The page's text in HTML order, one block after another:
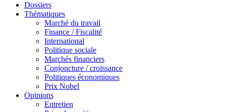
Dossiers
Thématiques
Marché du travail
Finance / Fiscalité
International
Politique sociale
Marchés financiers
Conjoncture / croissance
Politiques économiques
Prix Nobel
Opinions
Entretien